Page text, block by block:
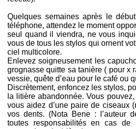
Quelques semaines après le
téléphone, attendez le moment
seul quand il viendra, ne vous
vous de tous les stylos qui ornent
ciel multicolore.
Enlevez soigneusement les
grognasse quitte sa tanière ( pour x
vessie, quête d’eau pour le café ou
Discrètement, enfoncez les stylos,
la litière abandonnée. Vous
vous aidez d’une paire de ciseaux
vos dents. (Nota Bene : l’auteur
toutes responsabilités en cas de